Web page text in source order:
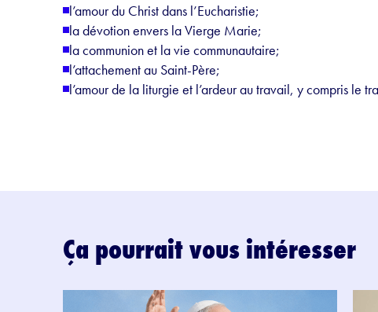
l’amour du Christ dans l’Eucharistie;
la dévotion envers la Vierge Marie;
la communion et la vie communautaire;
l’attachement au Saint-Père;
l’amour de la liturgie et l’ardeur au travail, y compris le
Ça pourrait vous intéresser